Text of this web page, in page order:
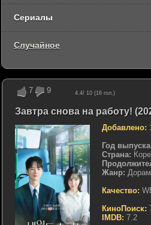
7 9 4.4/ 10 (16 гол.)
Завтра снова на работу!
Добавлено:
Год
Страна:
Жанр:
Качество:
КиноПоиск:
IMDB: 7.2
Сериалы
Случайное